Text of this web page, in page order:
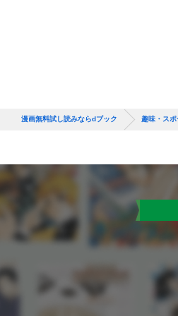
漫画無料試し読みならdブック 趣味・ス